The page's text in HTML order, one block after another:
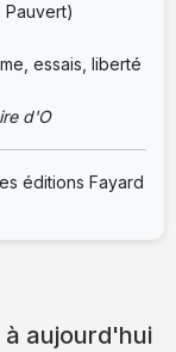
Pauvert)
essais, liberté
d'O
éditions Fayard
aujourd'hui